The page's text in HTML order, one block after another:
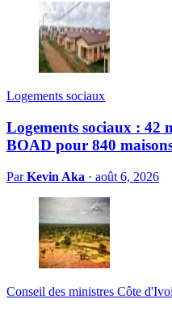
Logements sociaux
Logements sociaux : 42
BOAD pour 840
ParKevin Aka · août 6, 2026
Conseil des ministres Côte